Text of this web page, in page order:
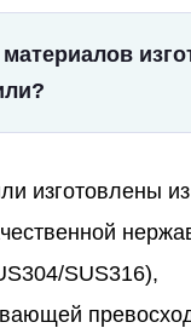
материалов
изготовлены из
SUS316),